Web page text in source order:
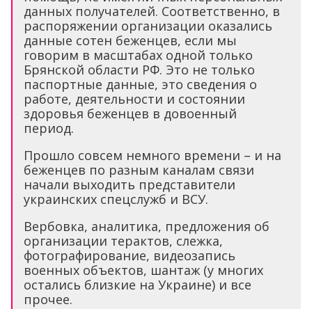
данных получателей. Соответственно, в
распоряжении организации оказались
данные сотен беженцев, если мы
говорим в масштабах одной только
Брянской области РФ. Это не только
паспортные данные, это сведения о
работе, деятельности и состоянии
здоровья беженцев в довоенный
период.
Прошло совсем немного времени – и на
беженцев по разным каналам связи
начали выходить представители
украинских спецслужб и ВСУ.
Вербовка, аналитика, предложения об
организации терактов, слежка,
фотографирование, видеозапись
военных объектов, шантаж (у многих
остались близкие на Украине) и все
прочее.